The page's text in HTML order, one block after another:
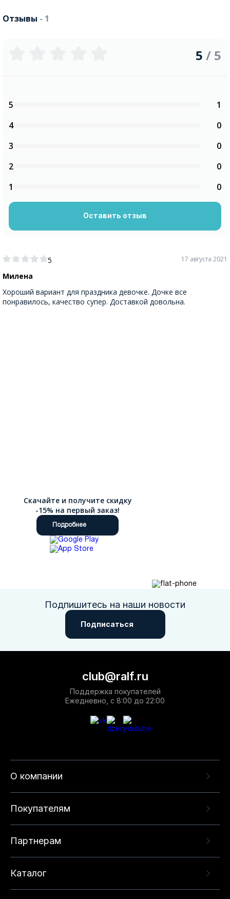
Отзывы - 1
5
Милена
17 августа 2021
Хороший вариант для праздника девочке. Дочке все
понравилось, качество супер. Доставкой довольна.
5 / 5
5
1
4
0
3
0
2
0
1
0
Оставить отзыв
Скачайте и получите скидку
-15% на первый заказ!
Подробнее
Подпишитесь на наши новости
Подписаться
О компании
Покупателям
Партнерам
Каталог
club@ralf.ru
Поддержка покупателей
Ежедневно, с 8:00 до 22:00